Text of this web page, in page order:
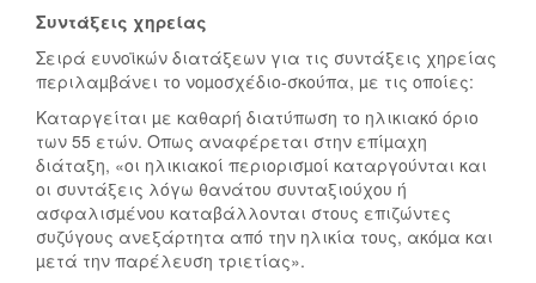
Συντάξεις χηρείας
Σειρά ευνοϊκών διατάξεων για τις συντάξεις χηρείας
περιλαµβάνει το νοµοσχέδιο-σκούπα, µε τις οποίες:
Καταργείται µε καθαρή διατύπωση το ηλικιακό όριο
των 55 ετών. Οπως αναφέρεται στην επίµαχη
διάταξη, «οι ηλικιακοί περιορισµοί καταργούνται και
οι συντάξεις λόγω θανάτου συνταξιούχου ή
ασφαλισµένου καταβάλλονται στους επιζώντες
συζύγους ανεξάρτητα από την ηλικία τους, ακόµα και
µετά την παρέλευση τριετίας».